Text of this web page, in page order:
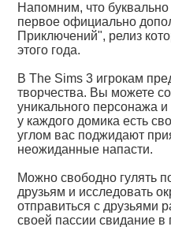
Напомним, что
первое официально
Приключений", релиз
этого года.
В The Sims 3 игрокам
творчества. Вы можете
уникального персонажа и
у каждого домика есть
углом вас поджидают
неожиданные напасти.
Можно свободно гулять
друзьям и исследовать
отправиться с друзьями
своей пассии свидание в